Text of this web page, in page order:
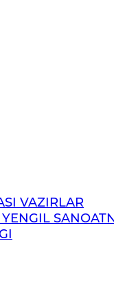
VAZIRLAR